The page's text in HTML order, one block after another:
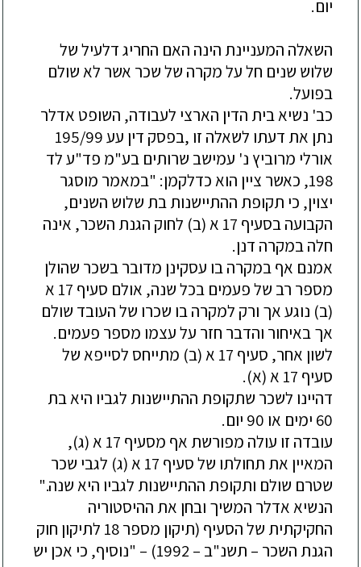
יום.
השאלה המעניינת הינה האם החריג דלעיל של
שלוש שנים חל על מקרה של שכר אשר לא שולם
בפועל.
כב' נשיא בית הדין הארצי לעבודה, השופט אדלר
נתן את דעתו לשאלה זו ,בפסק דין עע 195/99
אורלי מרוביץ נ' עמישב שרותים בע"מ פד"ע לד
198, כאשר ציין הוא כדלקמן: "במאמר מוסגר
יצוין, כי תקופת ההתיישנות בת שלוש השנים,
הקבועה בסעיף 17 א (ב) לחוק הגנת השכר, אינה
חלה במקרה דנן.
אמנם אף במקרה בו עסקינן מדובר בשכר שהולן
מספר רב של פעמים בכל שנה, אולם סעיף 17 א
(ב) נוגע אך ורק למקרה בו שכרו של העובד שולם
אך באיחור והדבר חזר על עצמו מספר פעמים.
לשון אחר, סעיף 17 א (ב) מתייחס לסייפא של
סעיף 17 א (א).
דהיינו לשכר שתקופת ההתיישנות לגביו היא בת
60 ימים או 90 יום.
עובדה זו עולה מפורשת אף מסעיף 17 א (ג),
המאיין את תחולתו של סעיף 17 א (ג) לגבי שכר
שטרם שולם ותקופת ההתיישנות לגביו היא שנה."
הנשיא אדלר המשיך ובחן את ההיסטוריה
החקיקתית של הסעיף (תיקון מספר 18 לתיקון חוק
הגנת השכר – תשנ"ב – 1992) – "נוסיף, כי אכן יש